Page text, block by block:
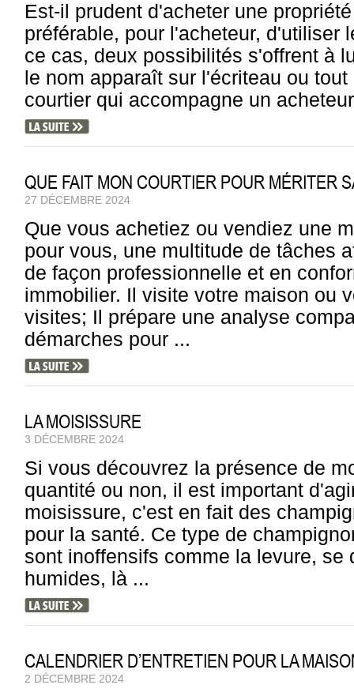
Est-il prudent d'acheter une
préférable, pour l'acheteur, d'utiliser
ce cas, deux possibilités s'offrent à
le nom apparaît sur l'écriteau ou
courtier qui accompagne un
QUE FAIT MON COURTIER POUR MÉRITER
27 DÉCEMBRE 2024
Que vous achetiez ou vendiez une
pour vous, une multitude de tâches
de façon professionnelle et en
immobilier. Il visite votre maison ou
visites; Il prépare une analyse
démarches pour ...
LA MOISISSURE
3 DÉCEMBRE 2024
Si vous découvrez la présence de
quantité ou non, il est important
moisissure, c'est en fait des
pour la santé. Ce type de
sont inoffensifs comme la levure,
humides, là ...
CALENDRIER D’ENTRETIEN POUR LA
2 DÉCEMBRE 2024